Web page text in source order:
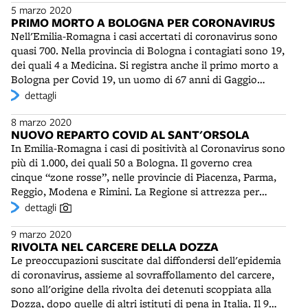
ospedali e nelle Residenze sanitarie assistenziali (RSA).
personaggio di Ligabue, Elio Germano ha vinto il
prestigioso Orso d'Argento come migliore attore
protagonista alla Berlinale 2020. Il film di Diritti esalta, in
un momento molto difficile, il territorio della Bassa
Padana, dove il più grande pittore naif italiano visse a
lungo appartato ed emarginato. Oltre che nella "sua"
Gualtieri (RE) è stato girato in alcuni comuni del
comprensorio Oglio Po, come Sabbioneta e Dosolo. Il
contributo emiliano al film è anche nella Palomar, la casa
che l'ha prodotto, e nella TrMedia - editrice di Trc e
Telereggio - che l'ha coprodotto. Fino al 1° marzo
Bologna ha festeggiato Ligabue e Diritti con un
videomapping, realizzato dalla Palomar con Emilia-
Romagna Film Commission, che ha illuminato palazzo
d'Accursio con animali fantastici, fiori e il volto
caratteristico del pittore.
5 marzo 2020
PRIMO MORTO A BOLOGNA PER CORONAVIRUS
Nell'Emilia-Romagna i casi accertati di coronavirus sono
quasi 700. Nella provincia di Bologna i contagiati sono 19,
dei quali 4 a Medicina. Si registra anche il primo morto a
Bologna per Covid 19, un uomo di 67 anni di Gaggio
Montano, ricoverato all'Ospedale Maggiore. Era affetto
contagio nell'Appennino bolognese.
dettagli
8 marzo 2020
NUOVO REPARTO COVID AL SANT'ORSOLA
In Emilia-Romagna i casi di positività al Coronavirus sono
più di 1.000, dei quali 50 a Bologna. Il governo crea
cinque “zone rosse”, nelle provincie di Piacenza, Parma,
Reggio, Modena e Rimini. La Regione si attrezza per
creare reparti e ospedali Covid in ogni provincia. Al
con 24 letti. E' dedicato a pazienti positivi al Coronavirus,
ma che non necessitano di assistenza intensiva. In
questo modo è possibile alleggerire il reparto di malattie
infettive del policlinico. Il reparto Covid prende il posto
di Urologia, dove nei giorni precedenti è stata ridotta
dettagli
9 marzo 2020
RIVOLTA NEL CARCERE DELLA DOZZA
Le preoccupazioni suscitate dal diffondersi dell'epidemia
di coronavirus, assieme al sovraffollamento del carcere,
sono all'origine della rivolta dei detenuti scoppiata alla
Dozza, dopo quelle di altri istituti di pena in Italia. Il 9